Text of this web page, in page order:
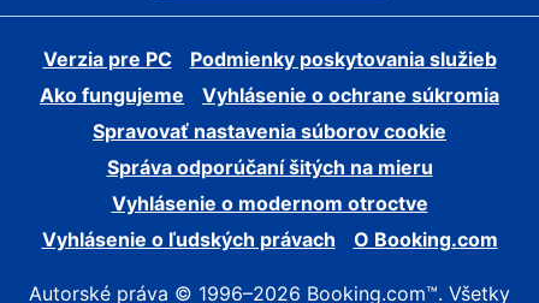
Verzia pre PC
Podmienky poskytovania služieb
Ako fungujeme
Vyhlásenie o ochrane súkromia
Spravovať nastavenia súborov cookie
Správa odporúčaní šitých na mieru
Vyhlásenie o modernom otroctve
Vyhlásenie o ľudských právach
O Booking.com
Autorské práva © 1996–2026 Booking.com™. Všetky